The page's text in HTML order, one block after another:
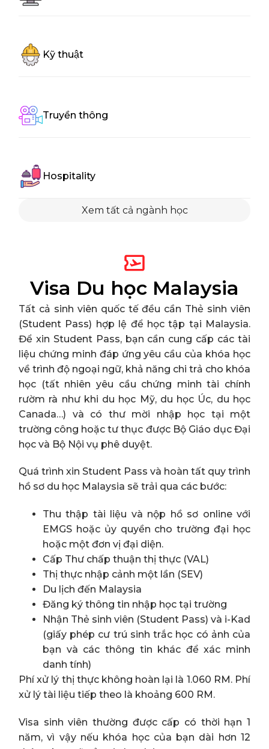
Kỹ thuật
Truyền thông
Hospitality
Xem tất cả ngành học
Visa Du học Malaysia
Tất cả sinh viên quốc tế đều cần Thẻ sinh viên
(Student Pass) hợp lệ để học tập tại Malaysia.
Để xin Student Pass, bạn cần cung cấp các tài
liệu chứng minh đáp ứng yêu cầu của khóa học
về trình độ ngoại ngữ, khả năng chi trả cho khóa
học (tất nhiên yêu cầu chứng minh tài chính
rườm rà như khi du học Mỹ, du học Úc, du học
Canada…) và có thư mời nhập học tại một
trường công hoặc tư thục được Bộ Giáo dục Đại
học và Bộ Nội vụ phê duyệt.
Quá trình xin Student Pass và hoàn tất quy trình
hồ sơ du học Malaysia sẽ trải qua các bước:
Thu thập tài liệu và nộp hồ sơ online với
EMGS hoặc ủy quyền cho trường đại học
hoặc một đơn vị đại diện.
Cấp Thư chấp thuận thị thực (VAL)
Thị thực nhập cảnh một lần (SEV)
Du lịch đến Malaysia
Đăng ký thông tin nhập học tại trường
Nhận Thẻ sinh viên (Student Pass) và i-Kad
(giấy phép cư trú sinh trắc học có ảnh của
bạn và các thông tin khác để xác minh
danh tính)
Phí xử lý thị thực không hoàn lại là 1.060 RM. Phí
xử lý tài liệu tiếp theo là khoảng 600 RM.
Visa sinh viên thường được cấp có thời hạn 1
năm, vì vậy nếu khóa học của bạn dài hơn 12